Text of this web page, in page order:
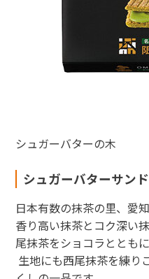
シュガーバターの木
シュガーバターサン
日本有数の抹茶の里、愛知
香り高い抹茶とコク深い
尾抹茶をショコラととも
生地にも西尾抹茶を練り